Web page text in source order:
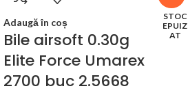
Adaugă în coș
Bile airsoft 0.30g
Elite Force Umarex
2700 buc 2.5668
STOC
EPUIZ
AT